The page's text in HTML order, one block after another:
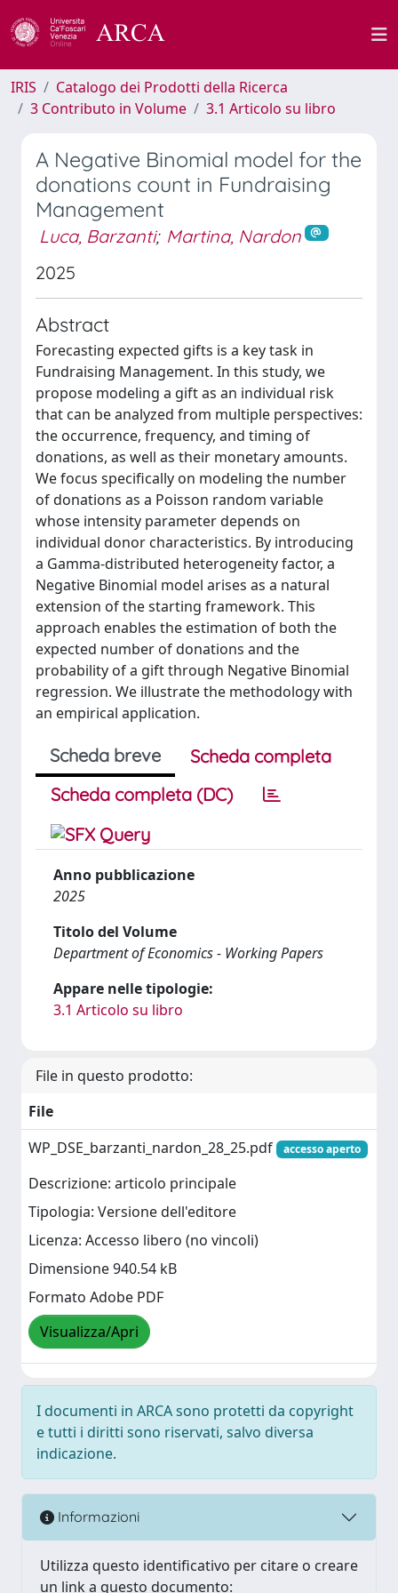
IRIS
Catalogo dei Prodotti della Ricerca
3 Contributo in Volume
3.1 Articolo su libro
A Negative Binomial model for the
donations count in Fundraising
Management
Luca, Barzanti; Martina, Nardon
2025
Abstract
Forecasting expected gifts is a key task in
Fundraising Management. In this study, we
propose modeling a gift as an individual risk
that can be analyzed from multiple perspectives:
the occurrence, frequency, and timing of
donations, as well as their monetary amounts.
We focus specifically on modeling the number
of donations as a Poisson random variable
whose intensity parameter depends on
individual donor characteristics. By introducing
a Gamma-distributed heterogeneity factor, a
Negative Binomial model arises as a natural
extension of the starting framework. This
approach enables the estimation of both the
expected number of donations and the
probability of a gift through Negative Binomial
regression. We illustrate the methodology with
an empirical application.
Scheda breve
Scheda completa
Scheda completa (DC)
Anno pubblicazione
2025
Titolo del Volume
Department of Economics - Working Papers
Appare nelle tipologie:
3.1 Articolo su libro
File in questo prodotto:
File
WP_DSE_barzanti_nardon_28_25.pdf
accesso aperto
Descrizione: articolo principale
Tipologia: Versione dell'editore
Licenza: Accesso libero (no vincoli)
Dimensione 940.54 kB
Formato Adobe PDF
Visualizza/Apri
I documenti in ARCA sono protetti da copyright
e tutti i diritti sono riservati, salvo diversa
indicazione.
Informazioni
Utilizza questo identificativo per citare o creare
un link a questo documento: